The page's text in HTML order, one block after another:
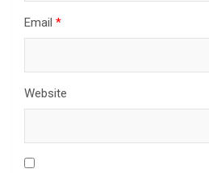
Email *
Website